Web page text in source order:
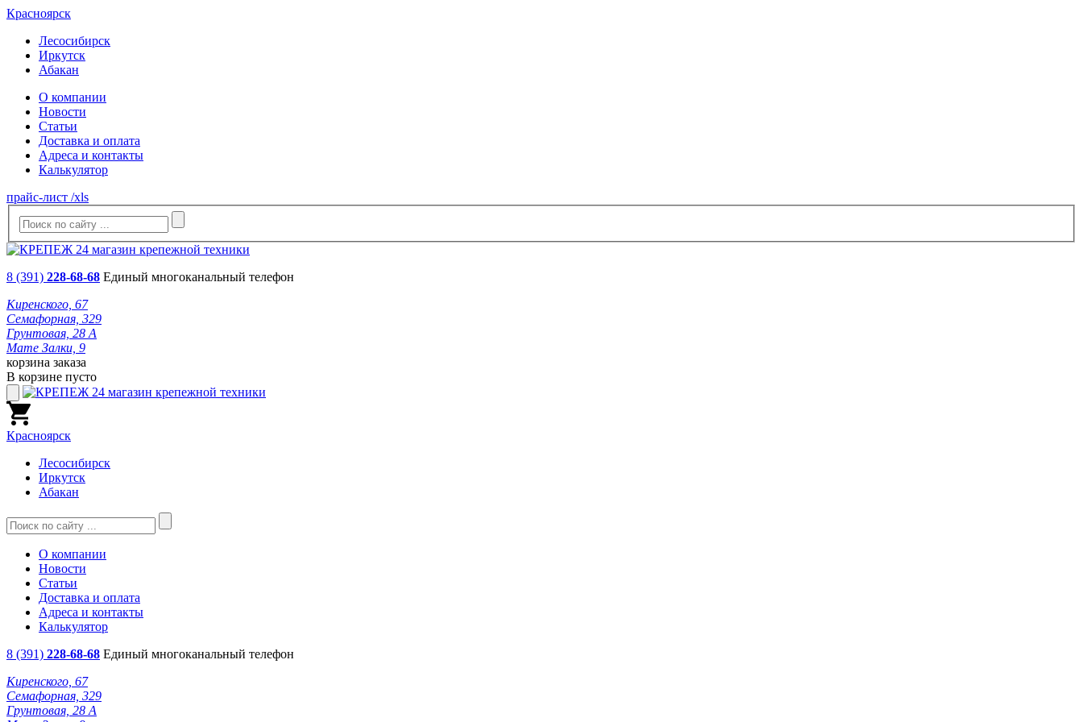
Красноярск
Лесосибирск
Иркутск
Абакан
О компании
Новости
Статьи
Доставка и оплата
Адреса и контакты
Калькулятор
прайс-лист /xls
8 (391) 228-68-68 Единый многоканальный телефон
Киренского, 67
Семафорная, 329
Грунтовая, 28 А
Мате Залки, 9
корзина заказа
В корзине пусто
Красноярск
Лесосибирск
Иркутск
Абакан
О компании
Новости
Статьи
Доставка и оплата
Адреса и контакты
Калькулятор
8 (391) 228-68-68 Единый многоканальный телефон
Киренского, 67
Семафорная, 329
Грунтовая, 28 А